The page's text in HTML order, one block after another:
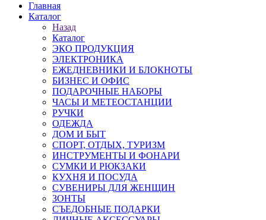
Главная
Каталог
Назад
Каталог
ЭКО ПРОДУКЦИЯ
ЭЛЕКТРОНИКА
ЕЖЕДНЕВНИКИ И БЛОКНОТЫ
БИЗНЕС И ОФИС
ПОДАРОЧНЫЕ НАБОРЫ
ЧАСЫ И МЕТЕОСТАНЦИИ
РУЧКИ
ОДЕЖДА
ДОМ И БЫТ
СПОРТ, ОТДЫХ, ТУРИЗМ
ИНСТРУМЕНТЫ И ФОНАРИ
СУМКИ И РЮКЗАКИ
КУХНЯ И ПОСУДА
СУВЕНИРЫ ДЛЯ ЖЕНЩИН
ЗОНТЫ
СЪЕДОБНЫЕ ПОДАРКИ